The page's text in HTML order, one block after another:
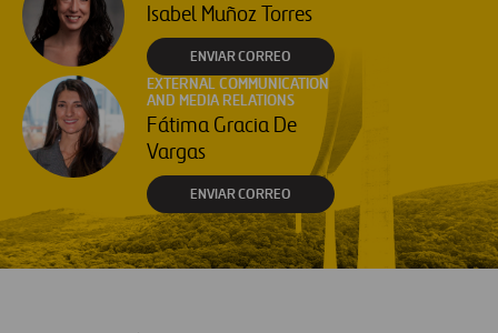
Isabel Muñoz Torres
ENVIAR CORREO
EXTERNAL COMMUNICATION
AND MEDIA RELATIONS
Fátima Gracia De
Vargas
ENVIAR CORREO